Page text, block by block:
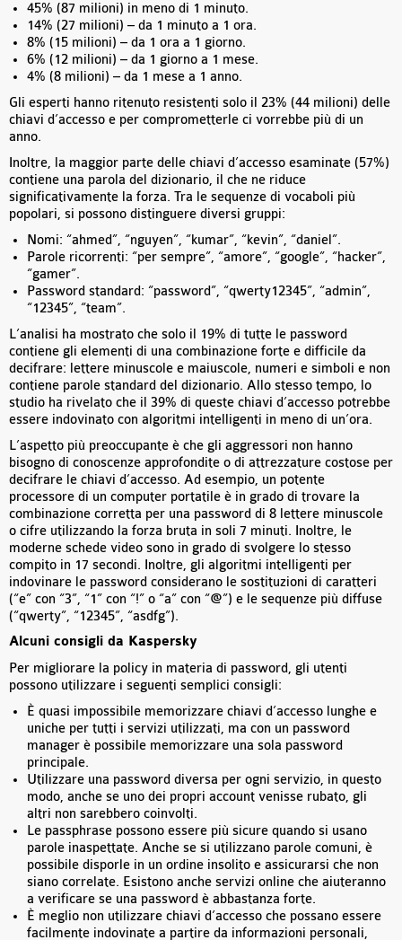
45% (87 milioni) in meno di 1 minuto.
14% (27 milioni) – da 1 minuto a 1 ora.
8% (15 milioni) – da 1 ora a 1 giorno.
6% (12 milioni) – da 1 giorno a 1 mese.
4% (8 milioni) – da 1 mese a 1 anno.
Gli esperti hanno ritenuto resistenti solo il 23% (44 milioni) delle
chiavi d’accesso e per comprometterle ci vorrebbe più di un
anno.
Inoltre, la maggior parte delle chiavi d’accesso esaminate (57%)
contiene una parola del dizionario, il che ne riduce
significativamente la forza. Tra le sequenze di vocaboli più
popolari, si possono distinguere diversi gruppi:
Nomi: “ahmed”, “nguyen”, “kumar”, “kevin”, “daniel”.
Parole ricorrenti: “per sempre”, “amore”, “google”, “hacker”,
“gamer”.
Password standard: “password”, “qwerty12345”, “admin”,
“12345”, “team”.
L’analisi ha mostrato che solo il 19% di tutte le password
contiene gli elementi di una combinazione forte e difficile da
decifrare: lettere minuscole e maiuscole, numeri e simboli e non
contiene parole standard del dizionario. Allo stesso tempo, lo
studio ha rivelato che il 39% di queste chiavi d’accesso potrebbe
essere indovinato con algoritmi intelligenti in meno di un’ora.
L’aspetto più preoccupante è che gli aggressori non hanno
bisogno di conoscenze approfondite o di attrezzature costose per
decifrare le chiavi d’accesso. Ad esempio, un potente
processore di un computer portatile è in grado di trovare la
combinazione corretta per una password di 8 lettere minuscole
o cifre utilizzando la forza bruta in soli 7 minuti. Inoltre, le
moderne schede video sono in grado di svolgere lo stesso
compito in 17 secondi. Inoltre, gli algoritmi intelligenti per
indovinare le password considerano le sostituzioni di caratteri
(“e” con “3”, “1” con “!” o “a” con “@”) e le sequenze più diffuse
(“qwerty”, “12345”, “asdfg”).
Alcuni consigli da Kaspersky
Per migliorare la policy in materia di password, gli utenti
possono utilizzare i seguenti semplici consigli:
È quasi impossibile memorizzare chiavi d’accesso lunghe e
uniche per tutti i servizi utilizzati, ma con un password
manager è possibile memorizzare una sola password
principale.
Utilizzare una password diversa per ogni servizio, in questo
modo, anche se uno dei propri account venisse rubato, gli
altri non sarebbero coinvolti.
Le passphrase possono essere più sicure quando si usano
parole inaspettate. Anche se si utilizzano parole comuni, è
possibile disporle in un ordine insolito e assicurarsi che non
siano correlate. Esistono anche servizi online che aiuteranno
a verificare se una password è abbastanza forte.
È meglio non utilizzare chiavi d’accesso che possano essere
facilmente indovinate a partire da informazioni personali,